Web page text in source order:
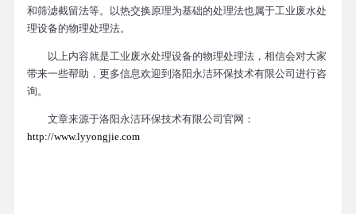
和筛滤截留法等。以热交换原理为基础的处理法也属于工业废水处
理设备的物理处理法。
以上内容就是工业废水处理设备的物理处理法，相信会对大家
带来一些帮助，更多信息欢迎到洛阳永洁环保技术有限公司进行咨
询。
文章来源于洛阳永洁环保技术有限公司官网：
http://www.lyyongjie.com